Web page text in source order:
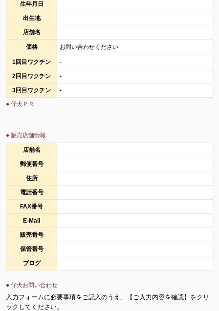
生年月日
出生地
店舗名
価格 お問い合わせください
1回目ワクチン -
2回目ワクチン -
3回目ワクチン
-
● 仔犬ＰＲ
● 販売店舗情報
店舗名
郵便番号
住所
電話番号
FAX番号
E-Mail
販売番号
保管番号
ブログ
● 仔犬お問い合わせ
入力フォームに必要事項をご記入のうえ、【ご入力内容を確認】をクリ
ックしてください。